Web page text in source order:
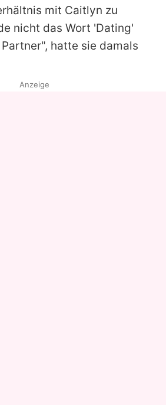
mit Caitlyn zu
nicht das Wort 'Dating'
hatte sie damals
Anzeige